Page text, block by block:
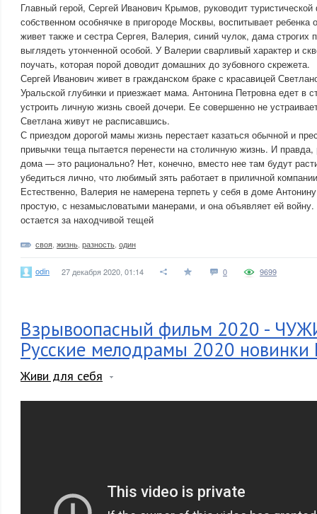
Главный герой, Сергей Иванович Крымов, руководит
собственном особнячке в пригороде Москвы, воспитывает ребенка
живет также и сестра Сергея, Валерия, синий чулок, дама
выглядеть утонченной особой. У Валерии сварливый характер и
поучать, которая порой доводит домашних до зубовного скрежета.
Сергей Иванович живет в гражданском браке с красавицей
Уральской глубинки и приезжает мама. Антонина Петровна едет в
устроить личную жизнь своей дочери. Ее совершенно не
Светлана живут не расписавшись.
С приездом дорогой мамы жизнь перестает казаться обычной и
привычки теща пытается перенести на столичную жизнь. И
дома — это рационально? Нет, конечно, вместо нее там будут
убедиться лично, что любимый зять работает в приличной
Естественно, Валерия не намерена терпеть у себя в доме
простую, с незамысловатыми манерами, и она объявляет ей войну.
остается за находчивой тещей
своя жизнь разность один
odin 27 декабря 2020, 01:14 0 9699
Взрывоопасный фильм 2020 -
Русские мелодрамы 2020 новинки
Живи для себя